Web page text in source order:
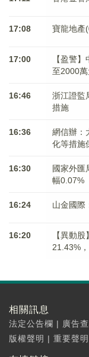
17:08 寶龍地產
17:00
【盈警
至2000
16:46
浙江證監
措施
16:36
網信辦：
化等措施
16:30
國家外匯
幅0.07%
16:24 山金國際
16:20
【異動
21.43%
相關訊息
法定公告欄 | 廣告
版權聲明 | 重要聲明